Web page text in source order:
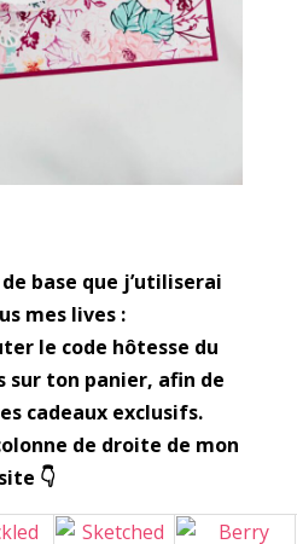
base que j’utiliserai
mes lives :
le code hôtesse du
sur ton panier, afin de
cadeaux exclusifs.
de droite de mon
site 👇